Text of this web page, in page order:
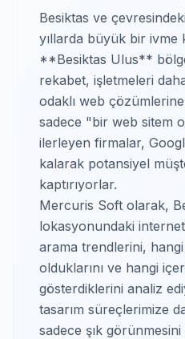
Besiktas ve
yıllarda büyük bir ivme
**Besiktas Ulus**
rekabet, işletmeleri
odaklı web
sadece "bir web sitem
ilerleyen firmalar,
kalarak potansiyel
kaptırıyorlar.
Mercuris Soft olarak,
lokasyonundaki internet
arama trendlerini,
olduklarını ve hangi
gösterdiklerini analiz
tasarım süreçlerimize
sadece şık